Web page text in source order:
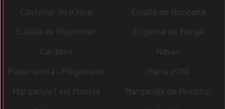
Castellar de n´Hug
Eulàlia de Ronçana
Eulàlia de Riuprimer
Eugènia de Berga
Cardona
Navas
Palau-solità i Plegamans
Maria d´Oló
Margarida i els Monjos
Margarida de Montbui